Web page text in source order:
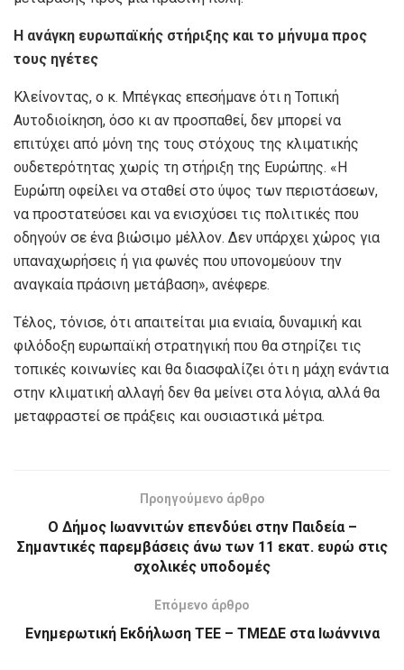
Η ανάγκη ευρωπαϊκής στήριξης και το μήνυμα προς
τους ηγέτες
Κλείνοντας, ο κ. Μπέγκας επεσήμανε ότι η Τοπική
Αυτοδιοίκηση, όσο κι αν προσπαθεί, δεν μπορεί να
επιτύχει από μόνη της τους στόχους της κλιματικής
ουδετερότητας χωρίς τη στήριξη της Ευρώπης. «Η
Ευρώπη οφείλει να σταθεί στο ύψος των περιστάσεων,
να προστατεύσει και να ενισχύσει τις πολιτικές που
οδηγούν σε ένα βιώσιμο μέλλον. Δεν υπάρχει χώρος για
υπαναχωρήσεις ή για φωνές που υπονομεύουν την
αναγκαία πράσινη μετάβαση», ανέφερε.
Τέλος, τόνισε, ότι απαιτείται μια ενιαία, δυναμική και
φιλόδοξη ευρωπαϊκή στρατηγική που θα στηρίζει τις
τοπικές κοινωνίες και θα διασφαλίζει ότι η μάχη ενάντια
στην κλιματική αλλαγή δεν θα μείνει στα λόγια, αλλά θα
μεταφραστεί σε πράξεις και ουσιαστικά μέτρα.
Προηγούμενο άρθρο
Ο Δήμος Ιωαννιτών επενδύει στην Παιδεία –
Σημαντικές παρεμβάσεις άνω των 11 εκατ. ευρώ στις
σχολικές υποδομές
Επόμενο άρθρο
Ενημερωτική Εκδήλωση ΤΕΕ – ΤΜΕΔΕ στα Ιωάννινα